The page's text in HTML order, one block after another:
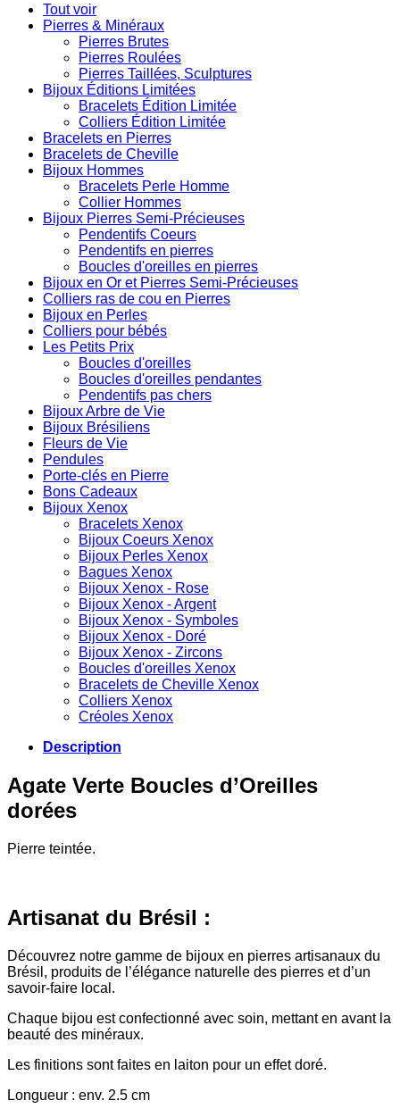
Tout voir
Pierres & Minéraux
Pierres Brutes
Pierres Roulées
Pierres Taillées, Sculptures
Bijoux Éditions Limitées
Bracelets Édition Limitée
Colliers Édition Limitée
Bracelets en Pierres
Bracelets de Cheville
Bijoux Hommes
Bracelets Perle Homme
Collier Hommes
Bijoux Pierres Semi-Précieuses
Pendentifs Coeurs
Pendentifs en pierres
Boucles d'oreilles en pierres
Bijoux en Or et Pierres Semi-Précieuses
Colliers ras de cou en Pierres
Bijoux en Perles
Colliers pour bébés
Les Petits Prix
Boucles d'oreilles
Boucles d'oreilles pendantes
Pendentifs pas chers
Bijoux Arbre de Vie
Bijoux Brésiliens
Fleurs de Vie
Pendules
Porte-clés en Pierre
Bons Cadeaux
Bijoux Xenox
Bracelets Xenox
Bijoux Coeurs Xenox
Bijoux Perles Xenox
Bagues Xenox
Bijoux Xenox - Rose
Bijoux Xenox - Argent
Bijoux Xenox - Symboles
Bijoux Xenox - Doré
Bijoux Xenox - Zircons
Boucles d'oreilles Xenox
Bracelets de Cheville Xenox
Colliers Xenox
Créoles Xenox
Description
Agate Verte Boucles d’Oreilles
dorées
Pierre teintée.
Artisanat du Brésil :
Découvrez notre gamme de bijoux en pierres artisanaux du
Brésil, produits de l’élégance naturelle des pierres et d’un
savoir-faire local.
Chaque bijou est confectionné avec soin, mettant en avant la
beauté des minéraux.
Les finitions sont faites en laiton pour un effet doré.
Longueur : env. 2.5 cm